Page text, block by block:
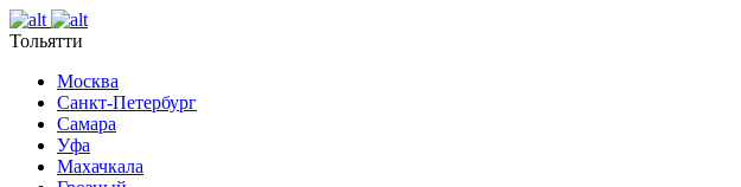
Тольятти
Москва
Санкт-Петербург
Самара
Уфа
Махачкала